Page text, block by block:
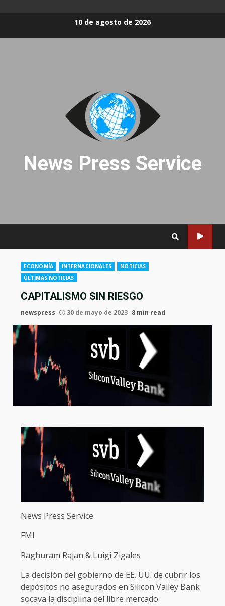
10 de agosto de 2026
News Press Service
ECONOMÍA INTERNACIONALES
NOTICIAS
ÚLTIMAS NOTICIAS
CAPITALISMO SIN RIESGO
newspress 30 de mayo de 2023 8 min read
News Press Service
FMI
Raghuram Rajan & Luigi Zigales
La decisión del gobierno de EE. UU. de cubrir los
depósitos no asegurados en Silicon Valley Bank
socava la disciplina del libre mercado